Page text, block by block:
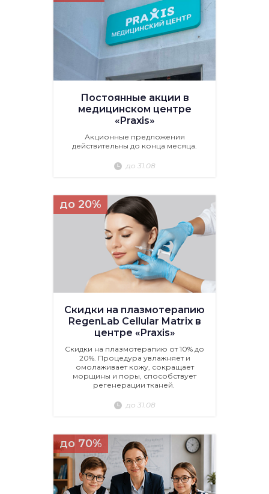
Постоянные акции в
медицинском центре
«Praxis»
Акционные предложения
действительны до конца месяца.
до 31.08
до 20%
Скидки на плазмотерапию
RegenLab Cellular Matrix в
центре «Praxis»
Скидки на плазмотерапию от 10% до
20%. Процедура увлажняет и
омолаживает кожу, сокращает
морщины и поры, способствует
регенерации тканей.
до 31.08
до 70%